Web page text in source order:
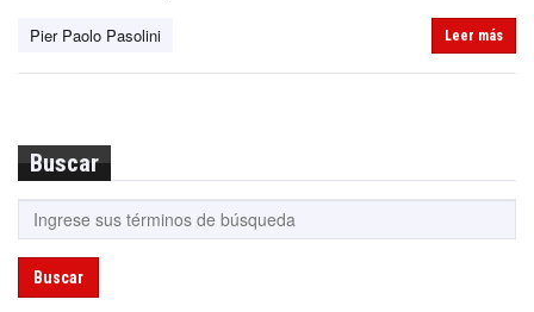
Pier Paolo Pasolini Leer más
Buscar
Buscar